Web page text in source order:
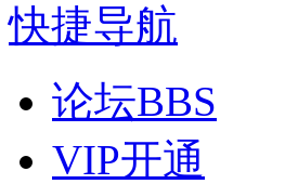
快捷导航
论坛BBS
VIP开通